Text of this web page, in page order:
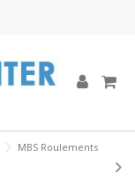
MBS Roulements